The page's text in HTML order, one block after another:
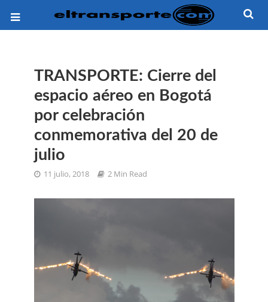
TRANSPORTE: Cierre del
espacio aéreo en Bogotá
por celebración
conmemorativa del 20 de
julio
11 julio, 2018 2 Min Read